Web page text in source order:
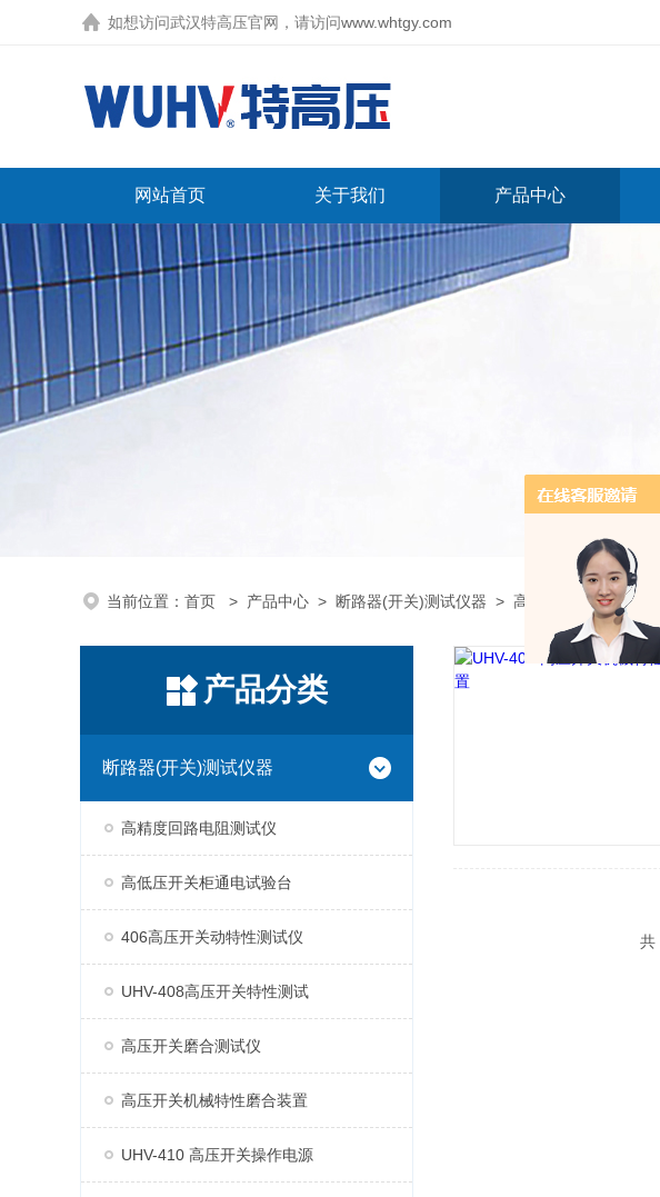
如想访问武汉特高压官网，请访问www.whtgy.com
网站首页 关于我们 产品中心
当前位置： 首页 > 产品中心 > 断路器(开关)测试仪器 > 高压开关机械特性磨
产品分类
断路器(开关)测试仪器
高精度回路电阻测试仪
高低压开关柜通电试验台
406高压开关动特性测试仪
UHV-408高压开关特性测试
高压开关磨合测试仪
高压开关机械特性磨合装置
UHV-410 高压开关操作电源
共